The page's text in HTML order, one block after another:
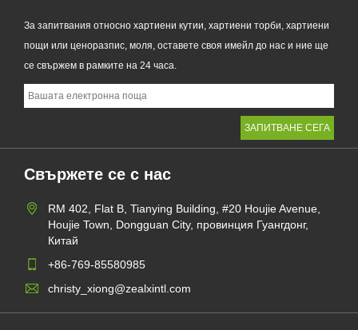
За запитвания относно хартиени кутии, хартиени торби, хартиени
пощи или ценоразпис, моля, оставете своя имейл до нас и ние ще
се свържем в рамките на 24 часа.
Свържете се с нас
RM 402, Flat B, Tianying Building, #20 Houjie Avenue,
Houjie Town, Dongguan City, провинция Гуангдонг,
Китай
+86-769-85580985
christy_xiong@zealxintl.com